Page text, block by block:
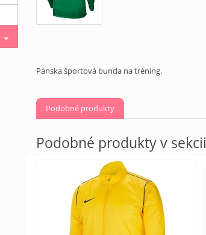
Pánska športová bunda na tréning.
Podobné produkty
Podobné produkty v sekcii